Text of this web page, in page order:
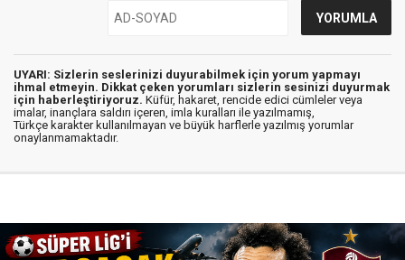
UYARI: Sizlerin seslerinizi duyurabilmek için yorum yapmayı
ihmal etmeyin. Dikkat çeken yorumları sizlerin sesinizi duyurmak
için haberleştiriyoruz. Küfür, hakaret, rencide edici cümleler veya
imalar, inançlara saldırı içeren, imla kuralları ile yazılmamış,
Türkçe karakter kullanılmayan ve büyük harflerle yazılmış yorumlar
onaylanmamaktadır.